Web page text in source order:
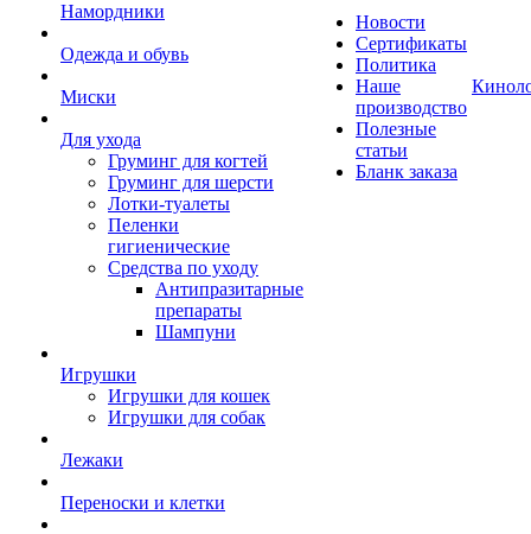
Намордники
Одежда и обувь
Миски
Для ухода
Груминг для когтей
Груминг для шерсти
Лотки-туалеты
Пеленки
гигиенические
Средства по уходу
Антипразитарные
препараты
Шампуни
Игрушки
Игрушки для кошек
Игрушки для собак
Лежаки
Переноски и клетки
Новости
Сертификаты
Политика
Наше
производство
Полезные
статьи
Бланк заказа